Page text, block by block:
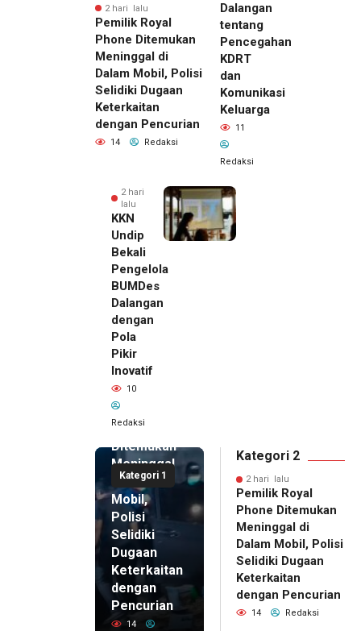
2 hari lalu
Pemilik Royal
Phone Ditemukan
Meninggal di
Dalam Mobil, Polisi
Selidiki Dugaan
Keterkaitan
dengan Pencurian
14 Redaksi
Dalangan
tentang
Pencegahan
KDRT
dan
Komunikasi
Keluarga
11
Redaksi
2 hari
lalu
KKN
Undip
Bekali
Pengelola
BUMDes
Dalangan
dengan
Pola
Pikir
Inovatif
10
Redaksi
Kategori 1
Pemilik
Royal
Phone
Ditemukan
Meninggal
di Dalam
Mobil,
Polisi
Selidiki
Dugaan
Keterkaitan
dengan
Pencurian
14
Kategori 2
2 hari lalu
Pemilik Royal
Phone Ditemukan
Meninggal di
Dalam Mobil, Polisi
Selidiki Dugaan
Keterkaitan
dengan Pencurian
14 Redaksi